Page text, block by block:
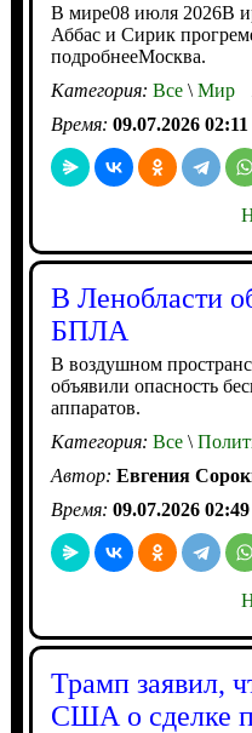
В мире08 июля 2026В
Аббас и Сирик
подробнееМосква.
Категория: Все\Мир
Время: 09.07.2026 02:11
В Ленобласти
БПЛА
В воздушном
объявили опасность
аппаратов.
Категория: Все\
Автор: Евгения
Время: 09.07.2026 02:49
Трамп заявил,
США о сделке